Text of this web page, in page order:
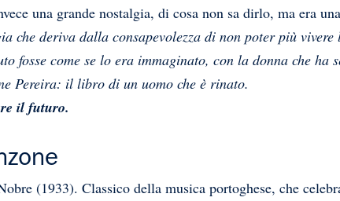
una grande nostalgia, di cosa non sa dirlo, ma era
che deriva dalla consapevolezza di non poter più
fosse come se lo era immaginato, con la donna che
Pereira: il libro di un uomo che è rinato.
il futuro.
(1933). Classico della musica portoghese, che